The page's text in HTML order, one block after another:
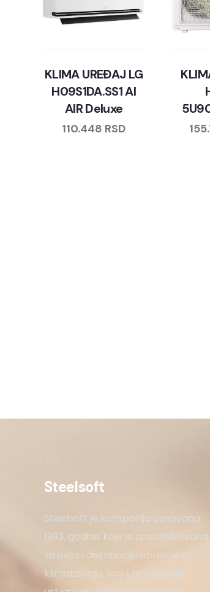
KLIMA UREĐAJ LG
H09S1DA.SS1 AI
AIR Deluxe
110.448 RSD
Steelsoft
Steelsoft je kompanija osnovana
1993. godine koja je specijalizovana
za uvoz i distribuciju opreme za
klimatizaciju, kao i za pružanje